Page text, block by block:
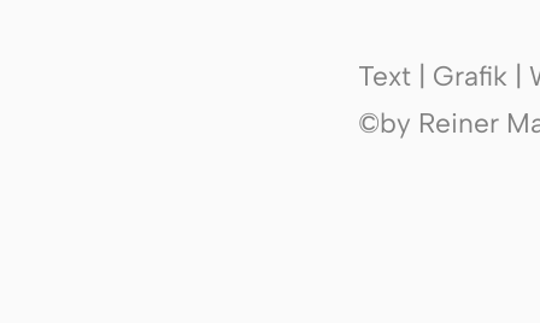
Text | Grafik |
©by Reiner